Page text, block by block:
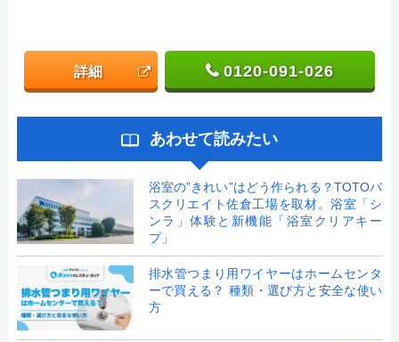
詳細 0120-091-026
あわせて読みたい
浴室の”きれい”はどう作られる？TOTOバ
スクリエイト佐倉工場を取材。浴室「シ
ンラ」体験と新機能「浴室クリアキー
プ」
排水管つまり用ワイヤーはホームセンタ
ーで買える？ 種類・選び方と安全な使い
方